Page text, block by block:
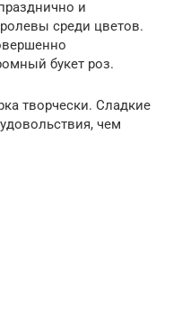
и
среди цветов.
букет роз.
творчески. Сладкие
чем